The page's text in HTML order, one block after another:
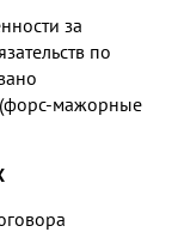
за
по
(форс-мажорные